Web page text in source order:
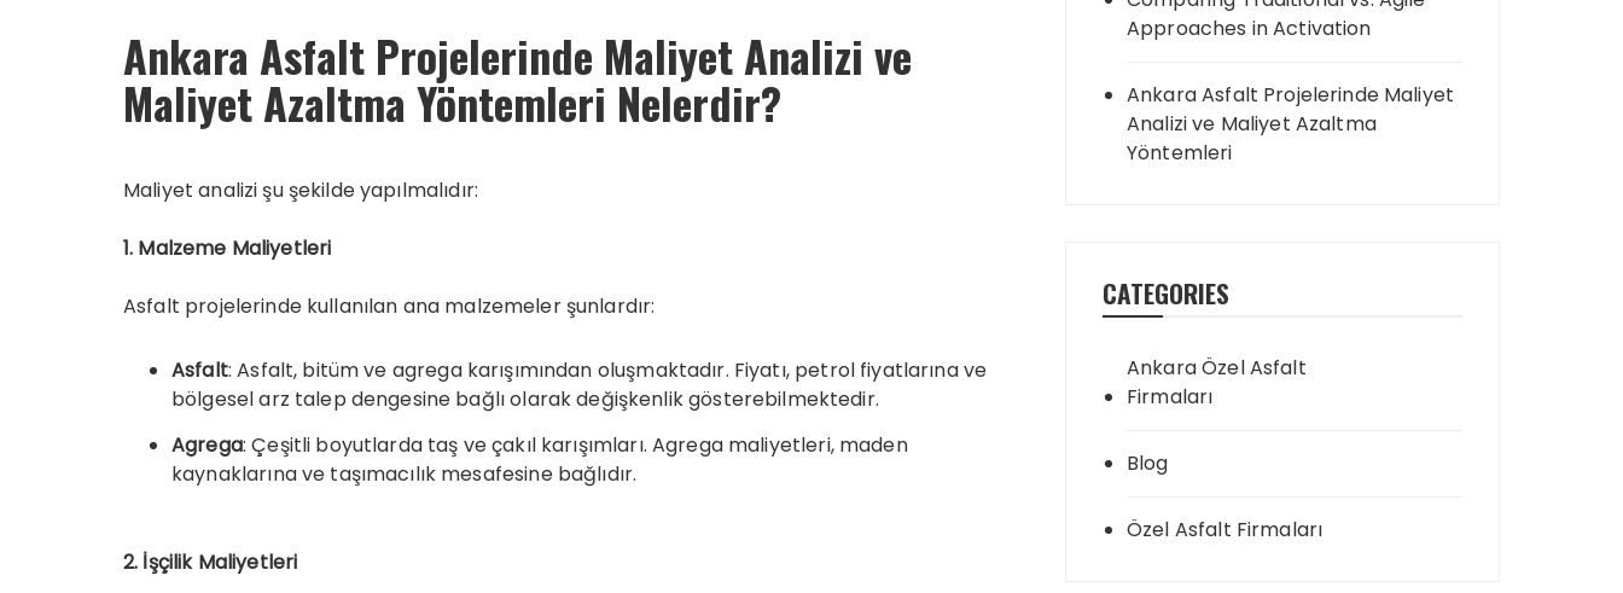
Ankara Asfalt Projelerinde Maliyet Analizi ve
Maliyet Azaltma Yöntemleri Nelerdir?
Maliyet analizi şu şekilde yapılmalıdır:
1. Malzeme Maliyetleri
Asfalt projelerinde kullanılan ana malzemeler şunlardır:
Asfalt: Asfalt, bitüm ve agrega karışımından oluşmaktadır. Fiyatı, petrol fiyatlarına ve
bölgesel arz talep dengesine bağlı olarak değişkenlik gösterebilmektedir.
Agrega: Çeşitli boyutlarda taş ve çakıl karışımları. Agrega maliyetleri, maden
kaynaklarına ve taşımacılık mesafesine bağlıdır.
2. İşçilik Maliyetleri
Approaches in Activation
Ankara Asfalt Projelerinde Maliyet
Analizi ve Maliyet Azaltma
Yöntemleri
CATEGORIES
Ankara Özel Asfalt
Firmaları
Blog
Özel Asfalt Firmaları